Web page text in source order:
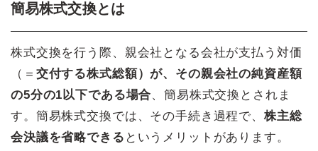
簡易株式交換とは
株式交換を行う際、親会社となる会社が支払う対価
（＝ 交付する株式総額）が、その親会社の純資産額
の5分の1以下である場合、簡易株式交換とされま
す。簡易株式交換では、その手続き過程で、株主総
会決議を省略できる というメリットがあります。